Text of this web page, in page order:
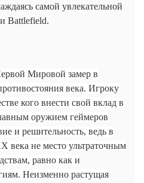
самой увлекательной
Battlefield.
Мировой замер в
века. Игроку
кого внести свой вклад в
оружием геймеров
и решительность, ведь в
века не место ультраточным
равно как и
Неизменно растущая